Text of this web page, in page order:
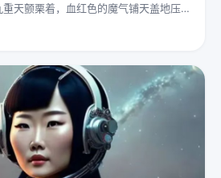
天颤栗着，血红色的魔气铺天盖地压向
仙阵。阵中百万仙神联军已是强弩之